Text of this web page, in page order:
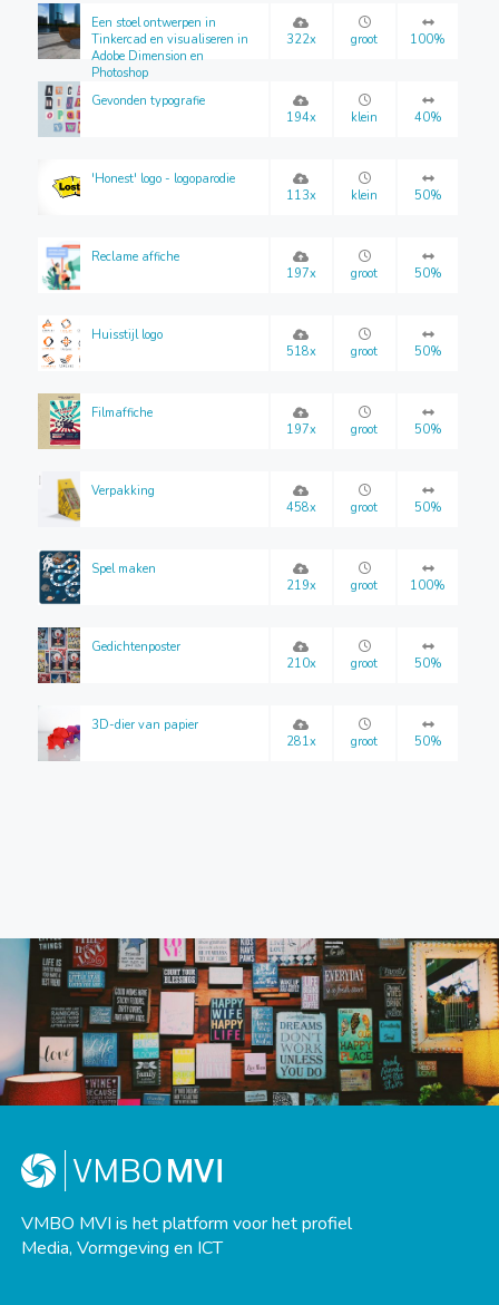
Een stoel ontwerpen in
Tinkercad en visualiseren in
Adobe Dimension en
Photoshop
322x groot 100%
Gevonden typografie
194x
klein 40%
'Honest' logo - logoparodie
113x
klein 50%
Reclame affiche
197x
groot 50%
Huisstijl logo
518x
groot 50%
Filmaffiche
197x
groot 50%
Verpakking
458x
groot 50%
Spel maken
219x
groot 100%
Gedichtenposter
210x
groot 50%
3D-dier van papier
281x
groot 50%
VMBO MVI is het platform voor het profiel
Media, Vormgeving en ICT